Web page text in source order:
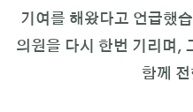
기여를 해왔다고 언급했
의원을 다시 한번 기리며,
함께